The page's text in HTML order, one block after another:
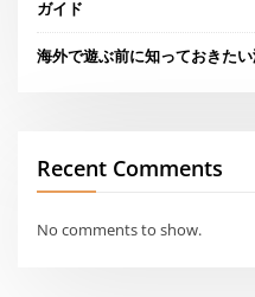
ガイド
海外で遊ぶ前に知っておきた
Recent Comments
No comments to show.